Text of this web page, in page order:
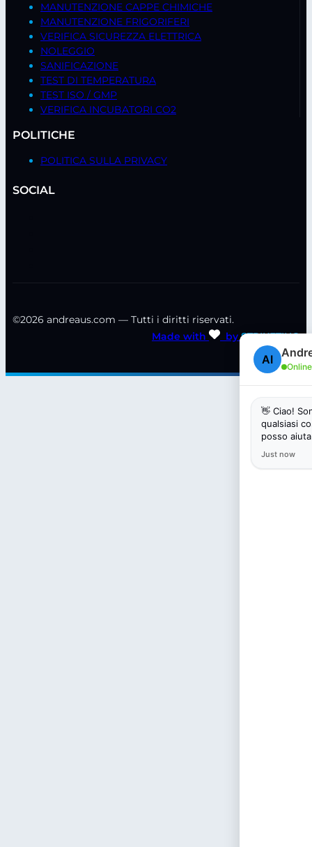
MANUTENZIONE CAPPE CHIMICHE
MANUTENZIONE FRIGORIFERI
VERIFICA SICUREZZA ELETTRICA
NOLEGGIO
SANIFICAZIONE
TEST DI TEMPERATURA
TEST ISO / GMP
VERIFICA INCUBATORI CO2
POLITICHE
POLITICA SULLA PRIVACY
SOCIAL
©2026 andreaus.com — Tutti i diritti riservati.
Made with
bySTRIKETING